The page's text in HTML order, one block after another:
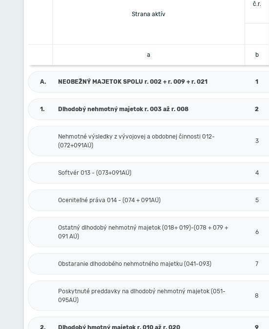
Strana aktív
č.r.
a b
A. NEOBEŽNÝ MAJETOK SPOLU r. 002 + r. 009 + r. 021 1
1. Dlhodobý nehmotný majetok r. 003 až r. 008 2
Nehmotné výsledky z vývojovej a obdobnej činnosti 012-
(072+091AÚ)
3
Softvér 013 - (073+091AÚ) 4
Oceniteľné práva 014 - (074 + 091AÚ) 5
Ostatný dlhodobý nehmotný majetok (018+ 019)-(078 + 079 +
091 AÚ)
6
Obstaranie dlhodobého nehmotného majetku (041-093) 7
Poskytnuté preddavky na dlhodobý nehmotný majetok (051-
095AÚ)
8
2. Dlhodobý hmotný majetok r. 010 až r. 020 9